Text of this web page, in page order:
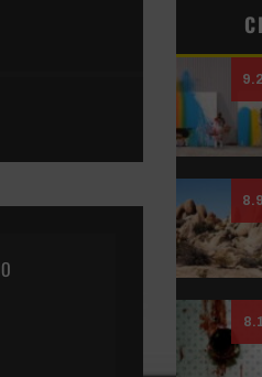
9.2
8.9
8.1